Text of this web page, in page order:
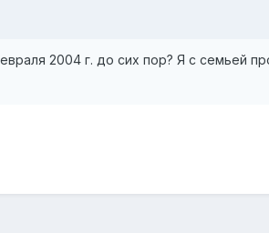
2004 г. до сих пор? Я с семьей